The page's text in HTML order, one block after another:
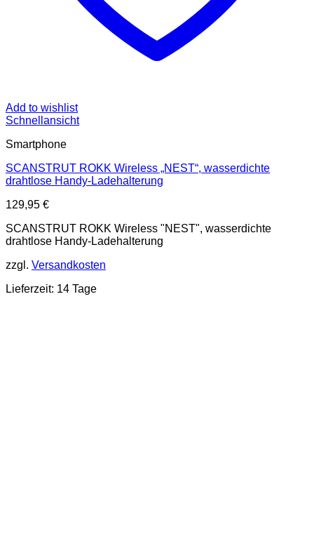
Add to wishlist
Schnellansicht
Smartphone
SCANSTRUT ROKK Wireless „NEST“, wasserdichte
drahtlose Handy-Ladehalterung
129,95 €
SCANSTRUT ROKK Wireless "NEST", wasserdichte
drahtlose Handy-Ladehalterung
zzgl. Versandkosten
Lieferzeit: 14 Tage